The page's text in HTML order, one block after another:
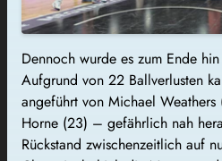
Dennoch wurde es zum Ende
Aufgrund von 22 Ballverlusten
angeführt von Michael
Horne (23) – gefährlich nah
Rückstand zwischenzeitlich auf